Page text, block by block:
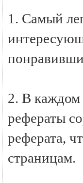
1. Самый
2. В каждом
рефераты
реферата,
страницам.